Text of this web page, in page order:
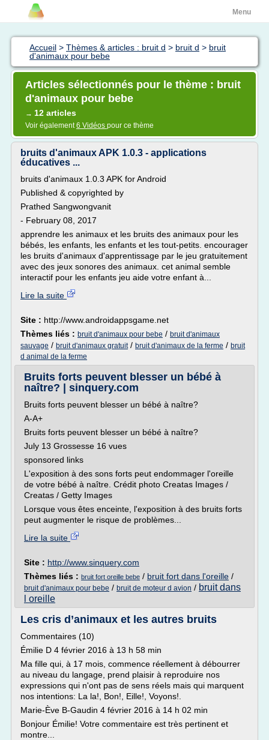
Menu
Accueil > Thèmes & articles : bruit d > bruit d > bruit
d'animaux pour bebe
Articles sélectionnés pour le thème : bruit
d'animaux pour bebe
→ 12 articles
Voir également6 Vidéos pour ce thème
bruits d'animaux APK 1.0.3 - applications
éducatives ...
bruits d'animaux 1.0.3 APK for Android
Published & copyrighted by
Prathed Sangwongvanit
- February 08, 2017
apprendre les animaux et les bruits des animaux pour les
bébés, les enfants, les enfants et les tout-petits. encourager
les bruits d'animaux d'apprentissage par le jeu gratuitement
avec des jeux sonores des animaux. cet animal semble
interactif pour les enfants jeu aide votre enfant à...
Lire la suite
Site : http://www.androidappsgame.net
Thèmes liés : bruit d'animaux pour bebe / bruit d'animaux
sauvage / bruit d'animaux gratuit/ bruit d'animaux de la ferme / bruit
d animal de la ferme
Bruits forts peuvent blesser un bébé à
naître? | sinquery.com
Bruits forts peuvent blesser un bébé à naître?
A-A+
Bruits forts peuvent blesser un bébé à naître?
July 13 Grossesse 16 vues
sponsored links
L'exposition à des sons forts peut endommager l'oreille
de votre bébé à naître. Crédit photo Creatas Images /
Creatas / Getty Images
Lorsque vous êtes enceinte, l'exposition à des bruits forts
peut augmenter le risque de problèmes...
Lire la suite
Site : http://www.sinquery.com
Thèmes liés : bruit fort oreille bebe / bruit fort dans l'oreille /
bruit d'animaux pour bebe / bruit de moteur d avion / bruit dans
l oreille
Les cris d’animaux et les autres bruits
Commentaires (10)
Émilie D 4 février 2016 à 13 h 58 min
Ma fille qui, à 17 mois, commence réellement à débourrer
au niveau du langage, prend plaisir à reproduire nos
expressions qui n'ont pas de sens réels mais qui marquent
nos intentions: La la!, Bon!, Eille!, Voyons!.
Marie-Ève B-Gaudin 4 février 2016 à 14 h 02 min
Bonjour Émilie! Votre commentaire est très pertinent et
montre...